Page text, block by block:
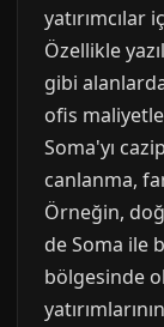
yatırımcılar
Özellikle
gibi
ofis
Soma'yı
canlanma,
Örneğin,
de Soma ile
bölgesinde